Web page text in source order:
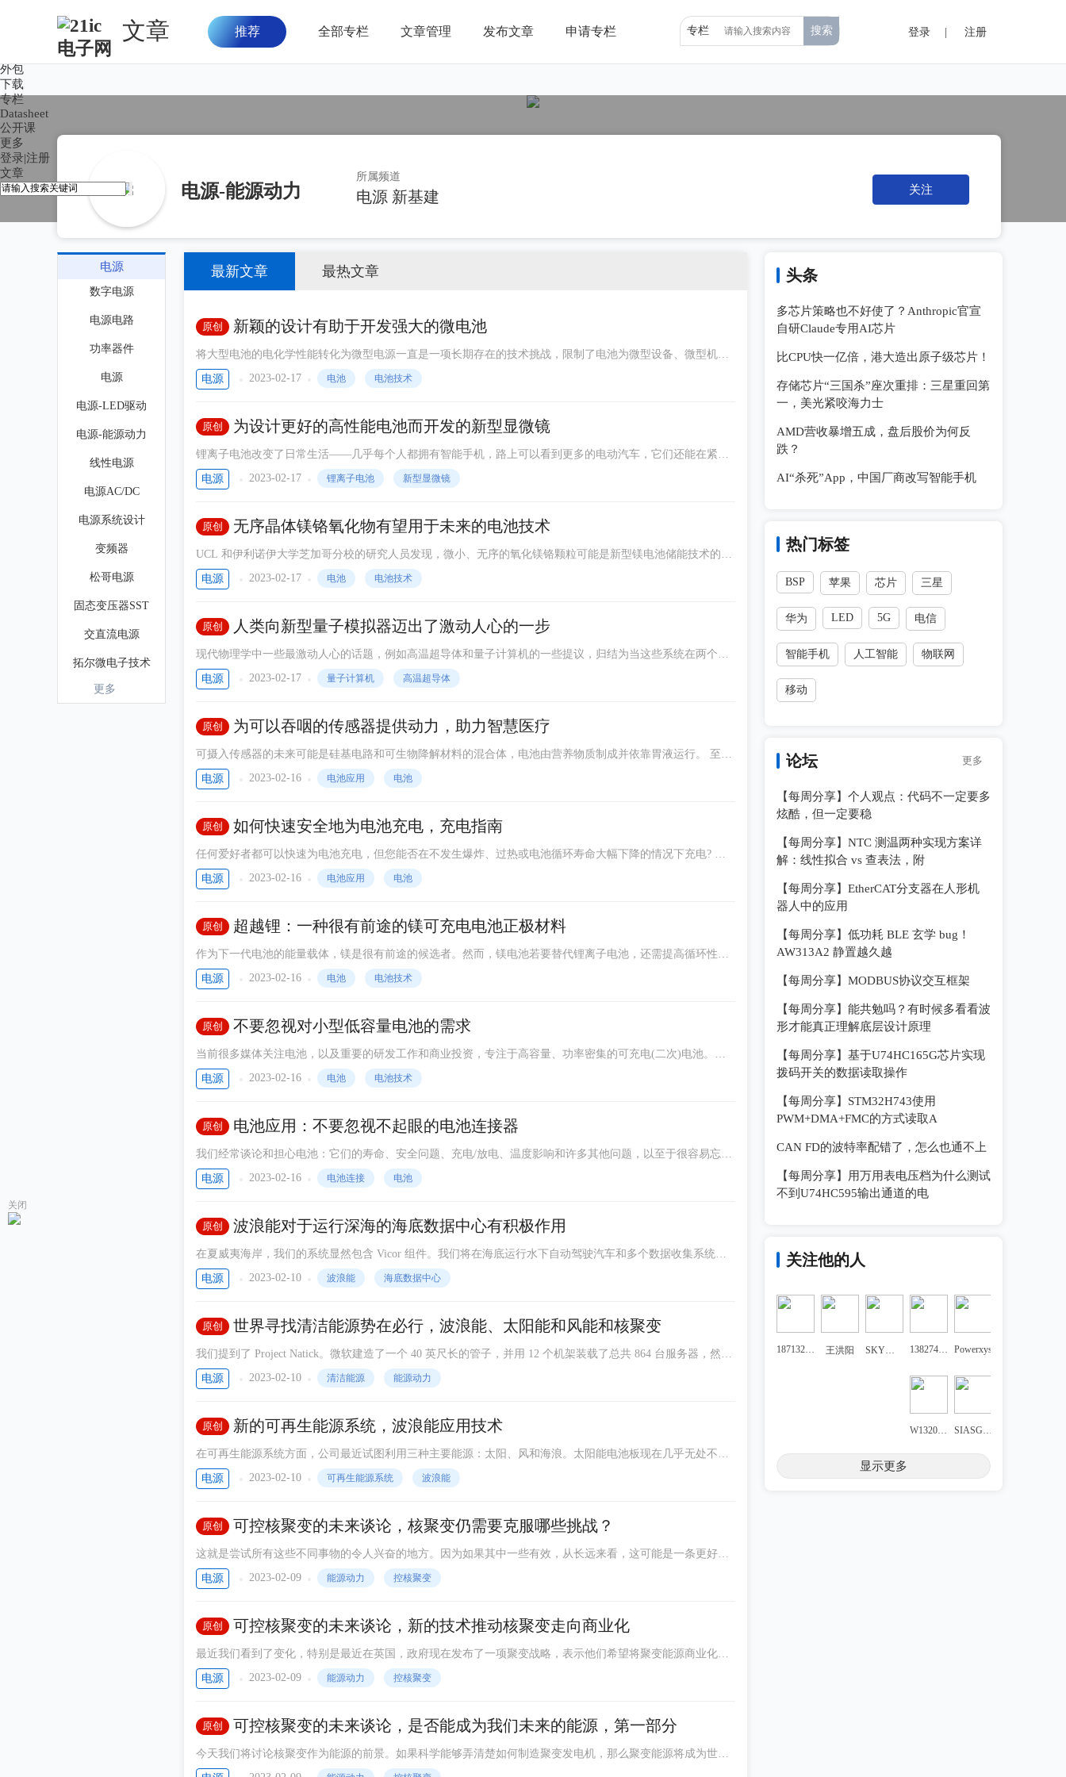
关闭
电源-能源动力
所属频道
电源 新基建 关注
最新文章 最热文章
原创 新颖的设计有助于开发强大的微电池
将大型电池的电化学性能转化为微型电源一直是一项长期存在的技术挑战，限制了电池为微型设备、微型机器
人和植入式医疗设备供电的能力。伊利诺伊大学香槟分校的研究人员创造了一种高压微型电池 (> 9 V)，具有高
电源 2023-02-17 电池 电池技术
原创 为设计更好的高性能电池而开发的新型显微镜
锂离子电池改变了日常生活——几乎每个人都拥有智能手机，路上可以看到更多的电动汽车，它们还能在紧急
情况下保持发电机运转。随着越来越多的便携式电子设备、电动汽车和大规模电网实施上线，对安全且价格合
电源 2023-02-17 锂离子电池 新型显微镜
原创 无序晶体镁铬氧化物有望用于未来的电池技术
UCL 和伊利诺伊大学芝加哥分校的研究人员发现，微小、无序的氧化镁铬颗粒可能是新型镁电池储能技术的关
键，与传统锂离子电池相比，这种技术可能具有更高的容量。 报告了一种新的、可扩展的方法来制造一种材
电源 2023-02-17 电池 电池技术
原创 人类向新型量子模拟器迈出了激动人心的一步
现代物理学中一些最激动人心的话题，例如高温超导体和量子计算机的一些提议，归结为当这些系统在两个量
子态之间徘徊时发生的奇异事物。 不幸的是，事实证明，了解在这些点(称为量子临界点)发生的事情具有挑战
电源 2023-02-17 量子计算机 高温超导体
原创 为可以吞咽的传感器提供动力，助力智慧医疗
可摄入传感器的未来可能是硅基电路和可生物降解材料的混合体，电池由营养物质制成并依靠胃液运行。 至
少，这是卡内基梅隆大学材料科学和生物医学工程助理教授克里斯托弗贝廷格的愿景。他的团队正在研究可食
电源 2023-02-16 电池应用 电池
原创 如何快速安全地为电池充电，充电指南
任何爱好者都可以快速为电池充电，但您能否在不发生爆炸、过热或电池循环寿命大幅下降的情况下充电? 许
多公司已经管理通常使用专门算法的快速充电技术。这些算法考虑了电池的化学性质和某种非标准充电率曲
电源 2023-02-16 电池应用 电池
原创 超越锂：一种很有前途的镁可充电电池正极材料
作为下一代电池的能量载体，镁是很有前途的候选者。然而，镁电池若要替代锂离子电池，还需提高循环性能
和容量。为此，一个研究团队专注于一种具有尖晶石结构的新型正极材料。经过广泛的表征和电化学性能实
电源 2023-02-16 电池 电池技术
原创 不要忽视对小型低容量电池的需求
当前很多媒体关注电池，以及重要的研发工作和商业投资，专注于高容量、功率密集的可充电(二次)电池。当
然，这种观点很有意义，因为它们用于电动汽车 (EV) 和其他更高功率的、通常是移动的情况。
电源 2023-02-16 电池 电池技术
原创 电池应用：不要忽视不起眼的电池连接器
我们经常谈论和担心电池：它们的寿命、安全问题、充电/放电、温度影响和许多其他问题，以至于很容易忘记
电池供应链中的一个重要环节：连接器。过去一周发生的两件事，一个在当前范围的极低端，另一个在更高的
电源 2023-02-16 电池连接 电池
原创 波浪能对于运行深海的海底数据中心有积极作用
在夏威夷海岸，我们的系统显然包含 Vicor 组件。我们将在海底运行水下自动驾驶汽车和多个数据收集系统。
海上的可再生能源设备和波浪能设备从未做到这一点。所以这是开创性的东西。这是其中令人兴奋的部分。我
电源 2023-02-10 波浪能 海底数据中心
原创 世界寻找清洁能源势在必行，波浪能、太阳能和风能和核聚变
我们提到了 Project Natick。微软建造了一个 40 英尺长的管子，并用 12 个机架装载了总共 864 台服务器，然后
沉入了苏格兰附近的北海。电力来自附近的陆上风电场。微软报告称，水下数据中心的服务器的故障率是其陆
电源 2023-02-10 清洁能源 能源动力
原创 新的可再生能源系统，波浪能应用技术
在可再生能源系统方面，公司最近试图利用三种主要能源：太阳、风和海浪。太阳能电池板现在几乎无处不
在。风力涡轮机装置在陆地和海上变得越来越普遍。然而，我们还没有看到太多的是波浪能。不过，新的能量
电源 2023-02-10 可再生能源系统 波浪能
原创 可控核聚变的未来谈论，核聚变仍需要克服哪些挑战？
这就是尝试所有这些不同事物的令人兴奋的地方。因为如果其中一些有效，从长远来看，这可能是一条更好的
聚变能途径。我们需要学习什么?每个人都面临着一系列共同的挑战，并试图弄清楚如何克服?我的意思是，你
电源 2023-02-09 能源动力 控核聚变
原创 可控核聚变的未来谈论，新的技术推动核聚变走向商业化
最近我们看到了变化，特别是最近在英国，政府现在发布了一项聚变战略，表示他们希望将聚变能源商业化。
他们还在制定监管框架，这将为行业中的公司提供确定性。美国也有活动，他们正在推动公私合作。所以世界
电源 2023-02-09 能源动力 控核聚变
原创 可控核聚变的未来谈论，是否能成为我们未来的能源，第一部分
今天我们将讨论核聚变作为能源的前景。如果科学能够弄清楚如何制造聚变发电机，那么聚变能源将成为世界
所希望的一种强大而清洁的能源。但是经过半个世纪和数不清的数十亿美元的研究之后，没有人可以控制这个
电源
数字电源
电源电路
功率器件
电源
电源-LED驱动
电源-能源动力
线性电源
电源AC/DC
电源系统设计
变频器
松哥电源
固态变压器SST
交直流电源
拓尔微电子技术
瑞森REASUNOS
更多
头条
多芯片策略也不好使了？Anthropic官宣
自研Claude专用AI芯片
比CPU快一亿倍，港大造出原子级芯片！
存储芯片“三国杀”座次重排：三星重回第
一，美光紧咬海力士
AMD营收暴增五成，盘后股价为何反
跌？
AI“杀死”App，中国厂商改写智能手机
热门标签
BSP 苹果 芯片 三星
华为 LED 5G 电信
智能手机 人工智能 物联网
移动
论坛 更多
【每周分享】个人观点：代码不一定要多
炫酷，但一定要稳
【每周分享】NTC 测温两种实现方案详
解：线性拟合 vs 查表法，附
【每周分享】EtherCAT分支器在人形机
器人中的应用
【每周分享】低功耗 BLE 玄学 bug！
AW313A2 静置越久越
【每周分享】MODBUS协议交互框架
【每周分享】能共勉吗？有时候多看看波
形才能真正理解底层设计原理
【每周分享】基于U74HC165G芯片实现
拨码开关的数据读取操作
【每周分享】STM32H743使用
PWM+DMA+FMC的方式读取A
CAN FD的波特率配错了，怎么也通不上
【每周分享】用万用表电压档为什么测试
不到U74HC595输出通道的电
关注他的人
18713271819cxy 王洪阳 SKY新能源 13827430715 Powerxys
W1320736 SIASGUOJIe
显示更多
外包
下载
专栏
Datasheet
公开课
更多
登录|注册
文章
文章 推荐 全部专栏 文章管理 发布文章 申请专栏 专栏 登录 注册